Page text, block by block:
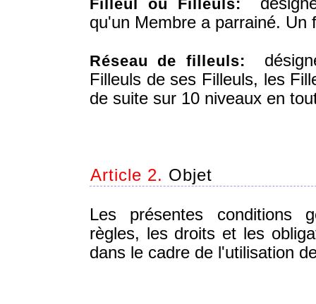
Filleul ou Filleuls:
qu'un Membre a parrainé. Un
Réseau de filleuls:
Filleuls de ses Filleuls, les
de suite sur 10 niveaux en
Article 2. Objet
Les présentes conditions
règles, les droits et les
dans le cadre de l'utilisation